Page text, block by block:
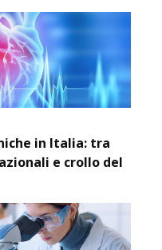
in Italia: tra
e crollo del